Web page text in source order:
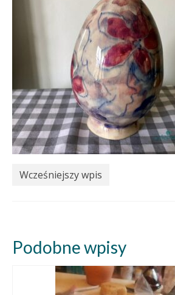
Wcześniejszy wpis
Podobne wpisy